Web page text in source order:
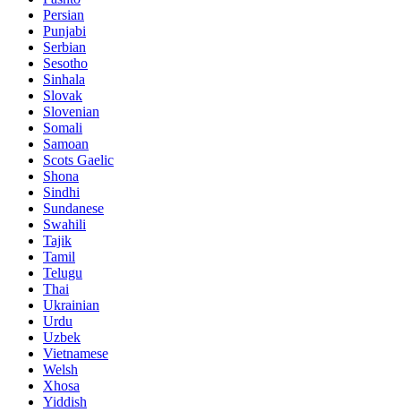
Persian
Punjabi
Serbian
Sesotho
Sinhala
Slovak
Slovenian
Somali
Samoan
Scots Gaelic
Shona
Sindhi
Sundanese
Swahili
Tajik
Tamil
Telugu
Thai
Ukrainian
Urdu
Uzbek
Vietnamese
Welsh
Xhosa
Yiddish